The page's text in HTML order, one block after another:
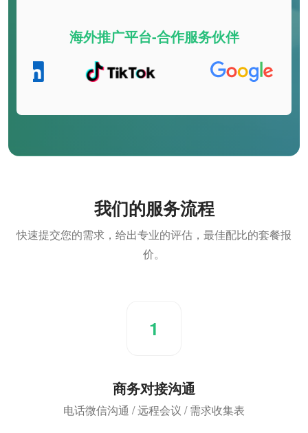
海外推广平台-合作服务伙伴
我们的服务流程
快速提交您的需求，给出专业的评估，最佳配比的套餐报
价。
1
商务对接沟通
电话微信沟通 / 远程会议 / 需求收集表